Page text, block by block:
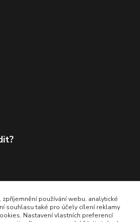
zpříjemnění používání webu, analytické
souhlasu také pro účely cílení reklamy
Nastavení vlastních preferencí